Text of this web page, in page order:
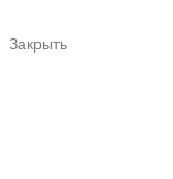
Закрыть